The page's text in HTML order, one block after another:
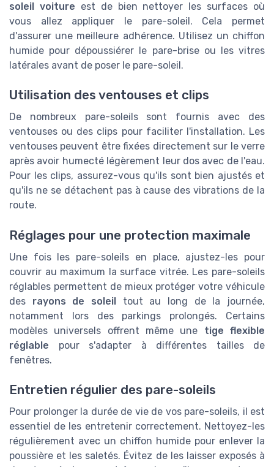
soleil voiture est de bien nettoyer les surfaces où
vous allez appliquer le pare-soleil. Cela permet
d'assurer une meilleure adhérence. Utilisez un chiffon
humide pour dépoussiérer le pare-brise ou les vitres
latérales avant de poser le pare-soleil.
Utilisation des ventouses et clips
De nombreux pare-soleils sont fournis avec des
ventouses ou des clips pour faciliter l'installation. Les
ventouses peuvent être fixées directement sur le verre
après avoir humecté légèrement leur dos avec de l'eau.
Pour les clips, assurez-vous qu'ils sont bien ajustés et
qu'ils ne se détachent pas à cause des vibrations de la
route.
Réglages pour une protection maximale
Une fois les pare-soleils en place, ajustez-les pour
couvrir au maximum la surface vitrée. Les pare-soleils
réglables permettent de mieux protéger votre véhicule
des rayons de soleil tout au long de la journée,
notamment lors des parkings prolongés. Certains
modèles universels offrent même une tige flexible
réglable pour s'adapter à différentes tailles de
fenêtres.
Entretien régulier des pare-soleils
Pour prolonger la durée de vie de vos pare-soleils, il est
essentiel de les entretenir correctement. Nettoyez-les
régulièrement avec un chiffon humide pour enlever la
poussière et les saletés. Évitez de les laisser exposés à